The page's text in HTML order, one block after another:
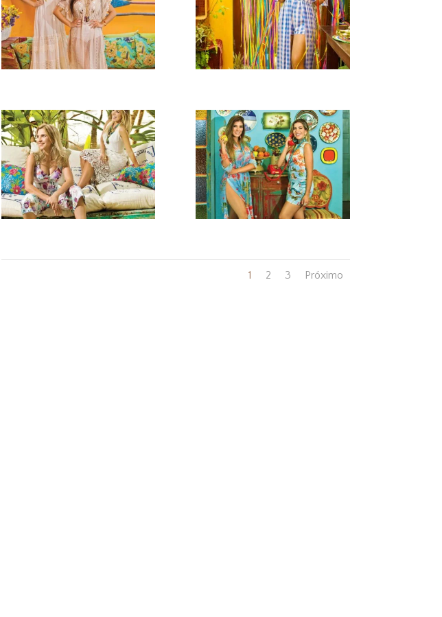
1 2 3 Próximo